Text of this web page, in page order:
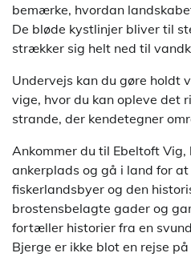
bemærke, hvordan
De bløde kystlinjer bliver til
strækker sig helt ned til
Undervejs kan du gøre holdt
vige, hvor du kan opleve det
strande, der kendetegner
Ankommer du til Ebeltoft Vig,
ankerplads og gå i land for
fiskerlandsbyer og den
brostensbelagte gader og
fortæller historier fra en
Bjerge er ikke blot en rejse